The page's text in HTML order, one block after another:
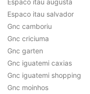
Espaco itau augusta
Espaco itau salvador
Gnc camboriu
Gnc criciuma
Gnc garten
Gnc iguatemi caxias
Gnc iguatemi shopping
Gnc moinhos